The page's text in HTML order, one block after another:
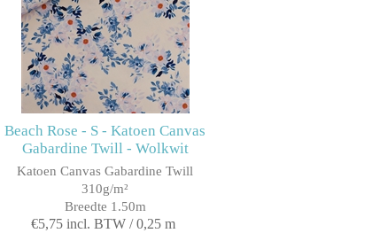
Beach Rose - S - Katoen Canvas
Gabardine Twill - Wolkwit
Katoen Canvas Gabardine Twill
310g/m²
Breedte 1.50m
€5,75 incl. BTW / 0,25 m